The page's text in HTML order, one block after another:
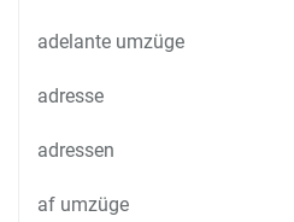
adelante umzüge
adresse
adressen
af umzüge